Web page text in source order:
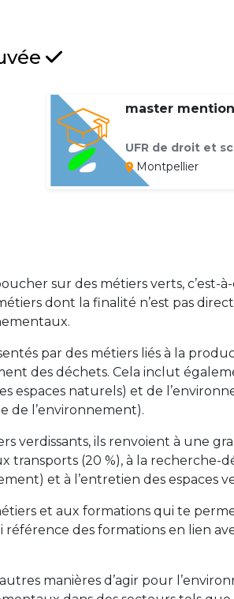
master
UFR de droit et
Montpellier
sur des métiers verts,
dont la finalité n’est pas
par des métiers liés à la
des déchets. Cela inclut
espaces naturels) et de
de l’environnement).
verdissants, ils renvoient à une
transports (20 %), à la
et à l’entretien des espaces
et aux formations qui te
des formations en lien
manières d’agir pour